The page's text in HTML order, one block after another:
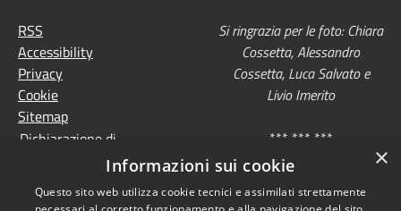
RSS
Accessibility
Privacy
Cookie
Sitemap
Dichiarazione di
Si ringrazia per le foto: Chiara
Cossetta, Alessandro
Cossetta, Luca Salvato e
Livio Imerito
*** *** ***
Comune convenzionato
Astigov
×
Informazioni sui cookie
Questo sito web utilizza cookie tecnici e assimilati strettamente